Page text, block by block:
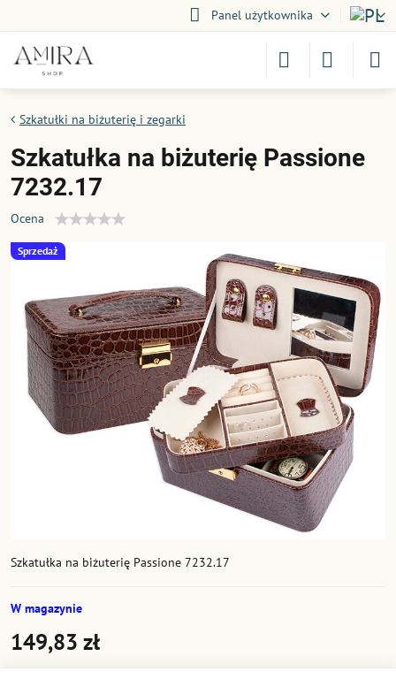
Panel użytkownika
Sprzedaż
Szkatułki na biżuterię i zegarki
Szkatułka na biżuterię Passione
7232.17
Ocena
Szkatułka na biżuterię Passione 7232.17
W magazynie
149,83 zł